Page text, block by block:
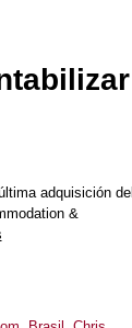
adquisición del
&